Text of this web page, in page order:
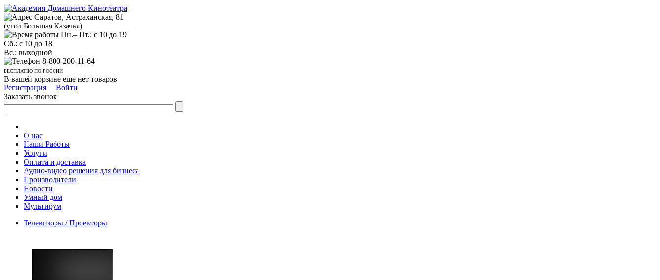
Саратов, Астраханская, 81
(угол Большая Казачья)
Пн.– Пт.: с 10 до 19
Сб.: с 10 до 18
Вс.: выходной
8-800-200-11-64
БЕСПЛАТНО ПО РОССИИ
В вашей корзине еще нет товаров
Регистрация
Войти
Заказать звонок
О нас
Наши Работы
Услуги
Оплата и доставка
Аудио-видео решения для бизнеса
Производители
Новости
Умный дом
Мультирум
Телевизоры / Проекторы